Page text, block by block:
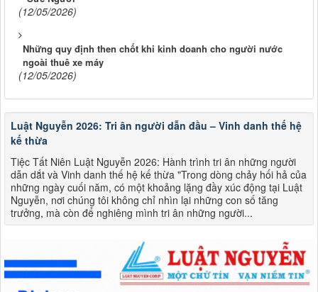
(12/05/2026)
Những quy định then chốt khi kinh doanh cho người nước
ngoài thuê xe máy
(12/05/2026)
Luật Nguyễn 2026: Tri ân người dẫn đầu – Vinh danh thế hệ
kế thừa
Tiệc Tất Niên Luật Nguyễn 2026: Hành trình tri ân những người
dẫn dắt và Vinh danh thế hệ kế thừa "Trong dòng chảy hối hả của
những ngày cuối năm, có một khoảng lặng đầy xúc động tại Luật
Nguyễn, nơi chúng tôi không chỉ nhìn lại những con số tăng
trưởng, mà còn để nghiêng mình tri ân những người...